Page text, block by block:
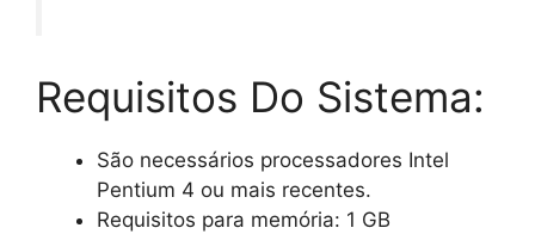
Requisitos Do Sistema:
São necessários processadores Intel
Pentium 4 ou mais recentes.
Requisitos para memória: 1 GB